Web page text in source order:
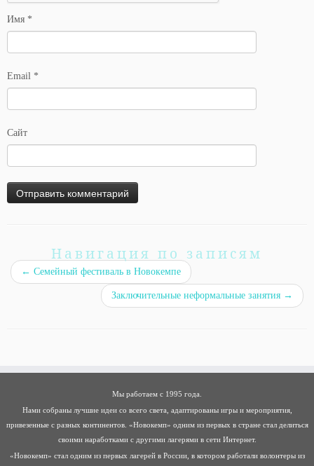
Имя *
Email *
Сайт
Навигация по записям
← Семейный фестиваль в Новокемпе
Заключительные неформальные занятия →
Мы работаем с 1995 года.
Нами собраны лучшие идеи со всего света, адаптированы игры и мероприятия,
привезенные с разных континентов. «Новокемп» одним из первых в стране стал делиться
своими наработками с другими лагерями в сети Интернет.
«Новокемп» стал одним из первых лагерей в России, в котором работали волонтеры из